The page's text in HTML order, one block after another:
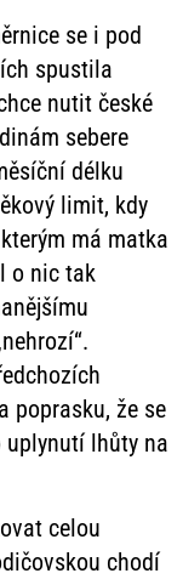
se i pod
spustila
nutit české
sebere
délku
limit, kdy
má matka
o nic tak
poprasku, že se
uplynutí lhůty na
celou
chodí